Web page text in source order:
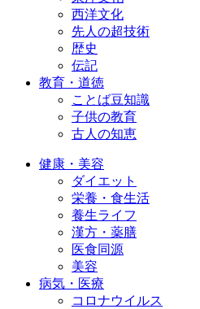
西洋文化
先人の超技術
歴史
伝記
教育・道徳
ことば豆知識
子供の教育
古人の知恵
健康・美容
ダイエット
栄養・食生活
養生ライフ
漢方・薬膳
医食同源
美容
病気・医療
コロナウイルス